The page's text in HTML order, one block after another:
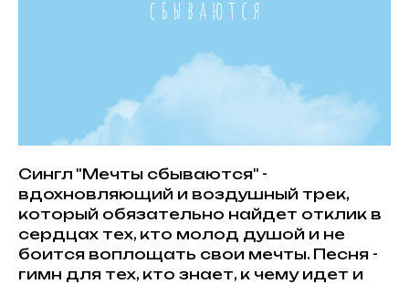
Сингл "Мечты сбываются" -
вдохновляющий и воздушный трек,
который обязательно найдет отклик в
сердцах тех, кто молод душой и не
боится воплощать свои мечты. Песня -
гимн для тех, кто знает, к чему идет и